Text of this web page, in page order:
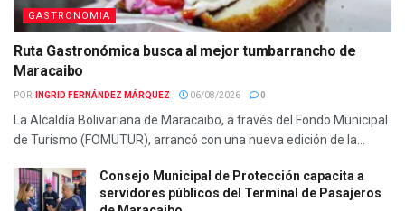
GASTRONOMIA
Ruta Gastronómica busca al mejor tumbarrancho de
Maracaibo
POR: INGRID FERNÁNDEZ MÁRQUEZ 06/08/2026 0
La Alcaldía Bolivariana de Maracaibo, a través del Fondo Municipal
de Turismo (FOMUTUR), arrancó con una nueva edición de la...
Consejo Municipal de Protección capacita a
servidores públicos del Terminal de Pasajeros